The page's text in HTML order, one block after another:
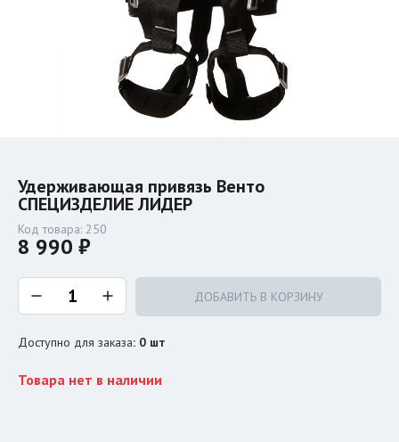
Удерживающая привязь Венто
СПЕЦИЗДЕЛИЕ ЛИДЕР
Код товара: 250
8 990 ₽
ДОБАВИТЬ В КОРЗИНУ
Доступно для заказа: 0 шт
Товара нет в наличии